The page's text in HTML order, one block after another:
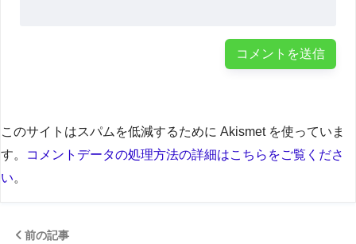
このサイトはスパムを低減するために Akismet を使っていま
す。
コメントデータの処理方法の詳細はこちらをご覧くださ
い。
前の記事